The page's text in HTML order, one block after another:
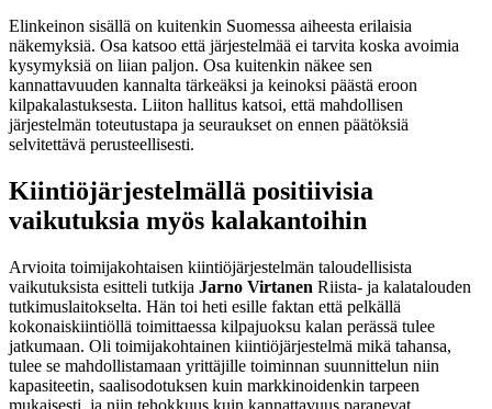
Elinkeinon sisällä on kuitenkin Suomessa aiheesta erilaisia
näkemyksiä. Osa katsoo että järjestelmää ei tarvita koska avoimia
kysymyksiä on liian paljon. Osa kuitenkin näkee sen
kannattavuuden kannalta tärkeäksi ja keinoksi päästä eroon
kilpakalastuksesta. Liiton hallitus katsoi, että mahdollisen
järjestelmän toteutustapa ja seuraukset on ennen päätöksiä
selvitettävä perusteellisesti.
Kiintiöjärjestelmällä positiivisia
vaikutuksia myös kalakantoihin
Arvioita toimijakohtaisen kiintiöjärjestelmän taloudellisista
vaikutuksista esitteli tutkija Jarno Virtanen Riista- ja kalatalouden
tutkimuslaitokselta. Hän toi heti esille faktan että pelkällä
kokonaiskiintiöllä toimittaessa kilpajuoksu kalan perässä tulee
jatkumaan. Oli toimijakohtainen kiintiöjärjestelmä mikä tahansa,
tulee se mahdollistamaan yrittäjille toiminnan suunnittelun niin
kapasiteetin, saalisodotuksen kuin markkinoidenkin tarpeen
mukaisesti, ja niin tehokkuus kuin kannattavuus paranevat.